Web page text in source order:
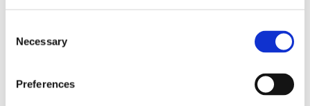
Necessary
Preferences
från nedslaget över ett större område och skapar en
stabil grund med överlägsen stötdämpning.
grepp mot golvet.